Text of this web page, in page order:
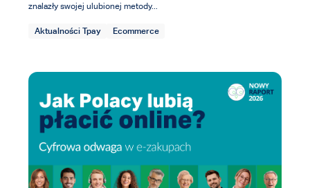
znalazły swojej ulubionej metody...
Aktualności Tpay Ecommerce